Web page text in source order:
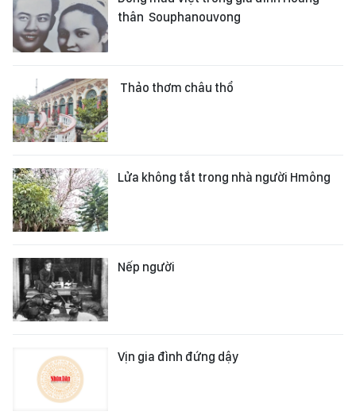
thân Souphanouvong
Thảo thơm châu thổ
Lửa không tắt trong nhà người Hmông
Nếp người
Vịn gia đình đứng dậy